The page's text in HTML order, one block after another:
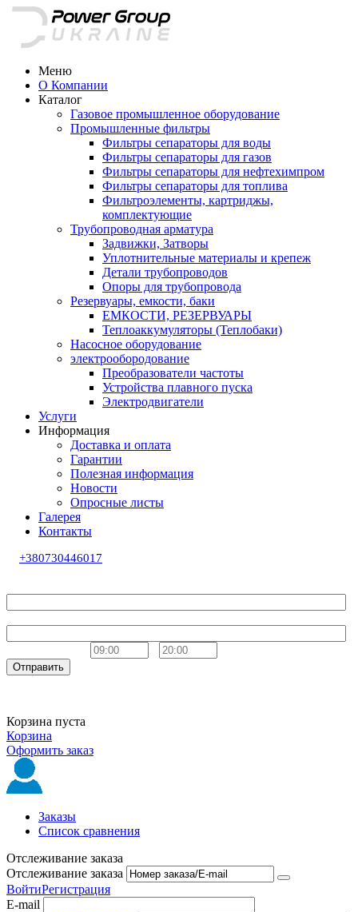
Меню
О Компании
Каталог
Газовое промышленное оборудование
Промышленные фильтры
Фильтры сепараторы для воды
Фильтры сепараторы для газов
Фильтры сепараторы для нефтехимпром
Фильтры сепараторы для топлива
Фильтроэлементы, картриджы,
комплектующие
Трубопроводная арматура
Задвижки, Затворы
Уплотнительные материалы и крепеж
Детали трубопроводов
Опоры для трубопровода
Резервуары, емкости, баки
ЕМКОСТИ, РЕЗЕРВУАРЫ
Теплоаккумуляторы (Теплобаки)
Насосное оборудование
электрообородование
Преобразователи частоты
Устройства плавного пуска
Электродвигатели
Услуги
Информация
Доставка и оплата
Гарантии
Полезная информация
Новости
Опросные листы
Галерея
Контакты
+380730446017
Отправить
Корзина пуста
Корзина
Оформить заказ
Заказы
Список сравнения
Отслеживание заказа
Отслеживание заказа
ВойтиРегистрация
E-mail